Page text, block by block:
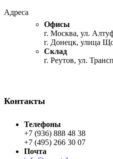
Адреса
Офисы
г. Москва, ул.
г. Донецк, улица
Склад
г. Реутов, ул.
Контакты
Телефоны
+7 (936) 888 48 38
+7 (495) 266 30 07
Почта